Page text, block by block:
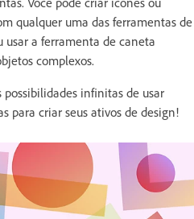
qualquer uma das ferramentas de
usar a ferramenta de caneta
complexos.
infinitas de usar
para criar seus ativos de design!